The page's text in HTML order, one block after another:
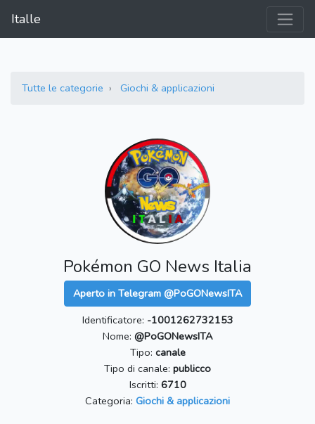
Italle
Tutte le categorie Giochi & applicazioni
Pokémon GO News Italia
Aperto in Telegram @PoGONewsITA
Identificatore: -1001262732153
Nome: @PoGONewsITA
Tipo: canale
Tipo di canale: publicco
Iscritti: 6710
Categoria: Giochi & applicazioni